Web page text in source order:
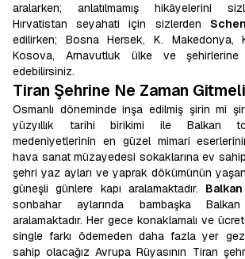
aralarken; anlatılmamış hikâyelerini
Hırvatistan seyahati için sizlerden
edilirken; Bosna Hersek, K. Makedonya,
Kosova, Arnavutluk ülke ve
edebilirsiniz.
Tiran Şehrine Ne Zaman
Osmanlı döneminde inşa edilmiş şirin mi
yüzyıllık tarihi birikimi ile Balkan
medeniyetlerinin en güzel mimari
hava sanat müzayedesi sokaklarına ev
şehri yaz ayları ve yaprak dökümünün
güneşli günlere kapı aralamaktadır.
sonbahar aylarında bambaşka
aralamaktadır. Her gece konaklamalı ve
single farkı ödemeden daha fazla yer
sahip olacağız Avrupa Rüyasının Tiran